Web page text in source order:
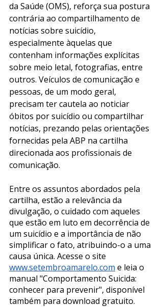
da Saúde (OMS), reforça sua postura
contrária ao compartilhamento de
notícias sobre suicídio,
especialmente àquelas que
contenham informações explícitas
sobre meio letal, fotografias, entre
outros. Veículos de comunicação e
pessoas, de um modo geral,
precisam ter cautela ao noticiar
óbitos por suicídio ou compartilhar
notícias, prezando pelas orientações
fornecidas pela ABP na cartilha
direcionada aos profissionais de
comunicação.
Entre os assuntos abordados pela
cartilha, estão a relevância da
divulgação, o cuidado com aqueles
que estão em luto em decorrência de
um suicídio e a importância de não
simplificar o fato, atribuindo-o a uma
causa única. Acesse o site
www.setembroamarelo.com e leia o
manual "Comportamento Suicida:
conhecer para prevenir", disponível
também para download gratuito.